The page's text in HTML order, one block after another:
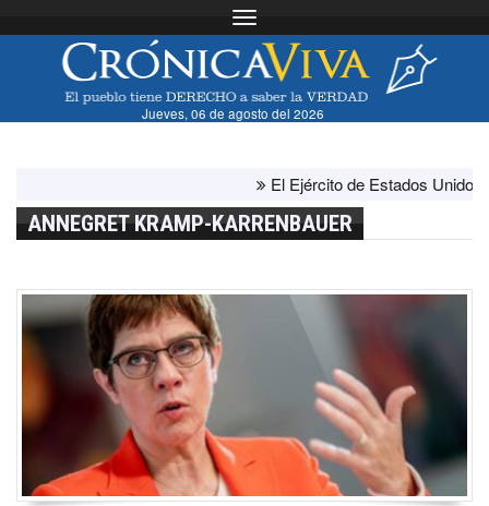
Toggle navigation
Jueves, 06 de agosto del 2026
El Ejército de Estados Unidos ha
ANNEGRET KRAMP-KARRENBAUER